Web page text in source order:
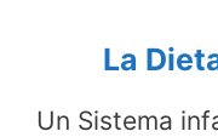
La
Un Sistema